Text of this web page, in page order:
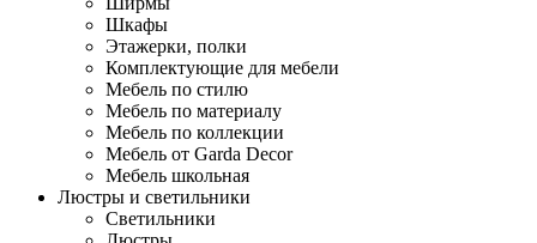
Шкафы
Этажерки, полки
Комплектующие для мебели
Мебель по стилю
Мебель по материалу
Мебель по коллекции
Мебель от Garda Decor
Мебель школьная
Люстры и светильники
Светильники